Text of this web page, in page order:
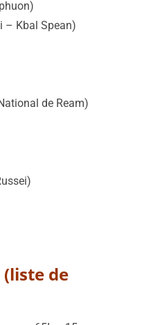
– Kbal Spean)
de Ream)
de